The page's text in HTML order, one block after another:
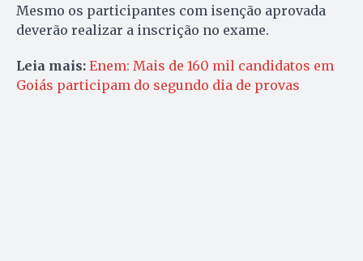
Mesmo os participantes com isenção aprovada
deverão realizar a inscrição no exame.
Leia mais: Enem: Mais de 160 mil candidatos em
Goiás participam do segundo dia de provas